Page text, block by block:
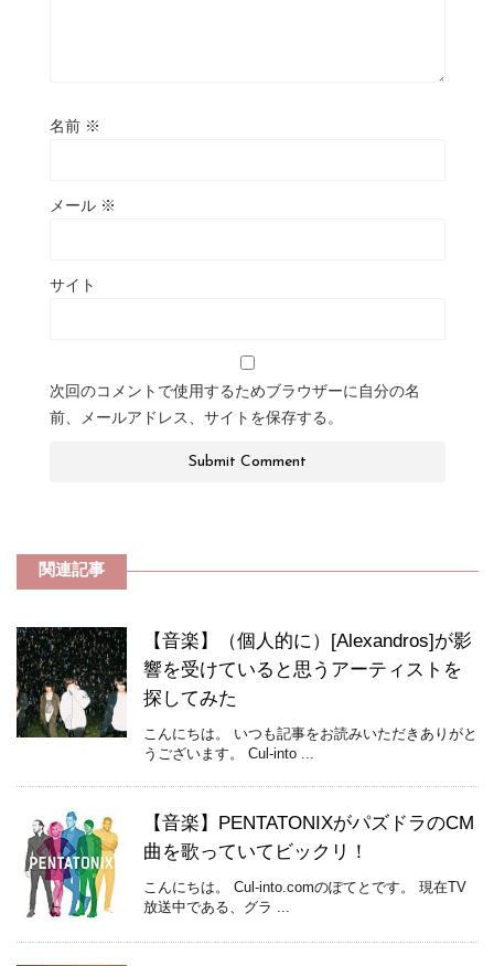
名前 ※
メール ※
サイト
次回のコメントで使用するためブラウザーに自分の名
前、メールアドレス、サイトを保存する。
関連記事
【音楽】（個人的に）[Alexandros]が影
響を受けていると思うアーティストを
探してみた
こんにちは。 いつも記事をお読みいただきありがと
うございます。 Cul-into ...
【音楽】PENTATONIXがパズドラのCM
曲を歌っていてビックリ！
こんにちは。 Cul-into.comのぽてとです。 現在TV
放送中である、グラ ...